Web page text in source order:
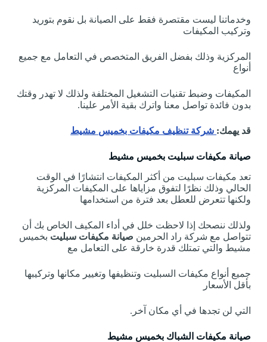
وخدماتنا ليست مقتصرة فقط على الصيانة بل نقوم بتوريد
وتركيب المكيفات
المركزية وذلك بفضل الفريق المتخصص في التعامل مع جميع
أنواع
المكيفات وضبط تقنيات التشغيل المختلفة ولذلك لا تهدر وقتك
بدون فائدة تواصل معنا واترك بقية الأمر علينا.
قد يهمك: شركة تنظيف مكيفات بخميس مشيط
صيانة مكيفات سبليت بخميس مشيط
تعد مكيفات سبليت من أكثر المكيفات انتشارًا في الوقت
الحالي وذلك نظرًا لتفوق مزاياها على المكيفات المركزية
ولكنها تتعرض للعطل بعد فترة من استخدامها
ولذلك ننصحك إذا لاحظت خلل في أداء المكيف الخاص بك أن
تتواصل مع شركة راد الحرمين صيانة مكيفات سبليت بخميس
مشيط والتي تمتلك قدرة خارقة على التعامل مع
جميع أنواع مكيفات السبليت وتنظيفها وتغيير مكانها وتركيبها
بأقل الأسعار
التي لن تجدها في أي مكان آخر.
صيانة مكيفات الشباك بخميس مشيط